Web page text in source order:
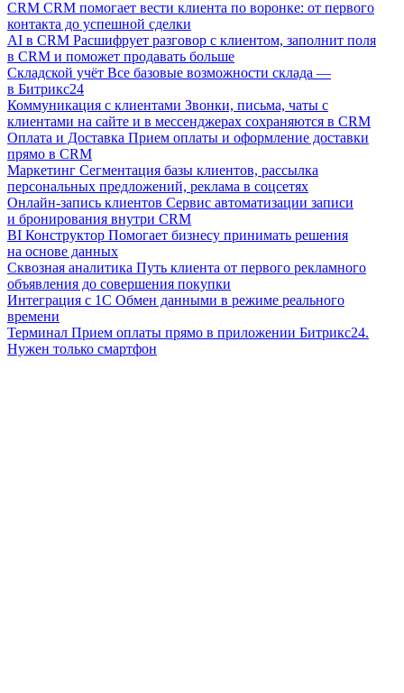
CRM CRM помогает вести клиента по воронке: от первого
контакта до успешной сделки
AI в CRM Расшифрует разговор с клиентом, заполнит поля
в CRM и поможет продавать больше
Складской учёт Все базовые возможности склада —
в Битрикс24
Коммуникация с клиентами Звонки, письма, чаты с
клиентами на сайте и в мессенджерах сохраняются в CRM
Оплата и Доставка Прием оплаты и оформление доставки
прямо в CRM
Маркетинг Сегментация базы клиентов, рассылка
персональных предложений, реклама в соцсетях
Онлайн-запись клиентов Сервис автоматизации записи
и бронирования внутри CRM
BI Конструктор Помогает бизнесу принимать решения
на основе данных
Сквозная аналитика Путь клиента от первого рекламного
объявления до совершения покупки
Интеграция с 1С Обмен данными в режиме реального
времени
Терминал Прием оплаты прямо в приложении Битрикс24.
Нужен только смартфон